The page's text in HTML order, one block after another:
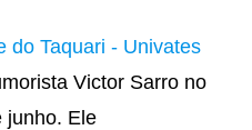
do Taquari - Univates
Victor Sarro no
junho. Ele